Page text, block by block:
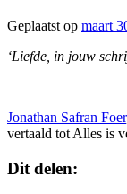
Geplaatst op maart
‘Liefde, in jouw
Jonathan Safran Foer
vertaald tot Alles is
Dit delen: